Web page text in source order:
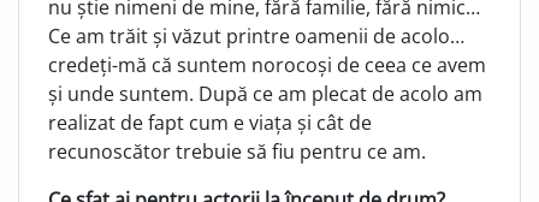
nu știe nimeni de mine, fără familie, fără nimic…
Ce am trăit și văzut printre oamenii de acolo…
credeți-mă că suntem norocoși de ceea ce avem
și unde suntem. După ce am plecat de acolo am
realizat de fapt cum e viața și cât de
recunoscător trebuie să fiu pentru ce am.